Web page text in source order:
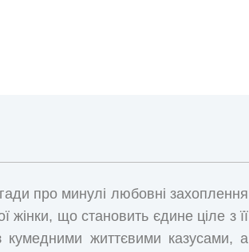
про минулі любовні захоплення
жінки, що становить єдине ціле з її
кумедними життєвими казусами, а